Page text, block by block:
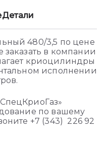
Детали
480/3,5 по цене
в компании
криоцилиндры
исполнении
по вашему
+7 (343) 226 92